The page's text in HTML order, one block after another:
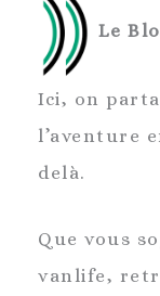
Le
Ici, on
l’aventure
delà.
Que vous
vanlife,